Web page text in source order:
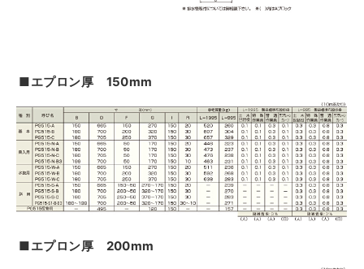
■エプロン厚 150mm
■エプロン厚 200mm